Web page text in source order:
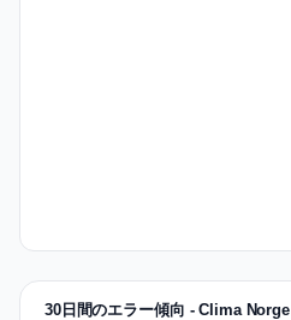
30日間のエラー傾向 - Clima Norge